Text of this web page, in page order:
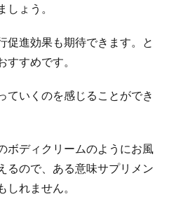
ょう。
促進効果も期待できます。と
すすめです。
ていくのを感じることができ
ボディクリームのようにお風
るので、ある意味サプリメン
しれません。